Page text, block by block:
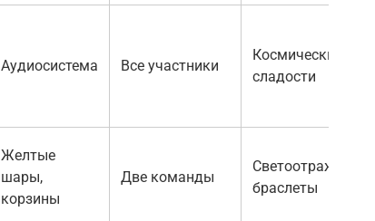
Аудиосистема Все участники
Космические
сладости
Желтые
шары,
корзины
Две команды
Светоотражающие
браслеты